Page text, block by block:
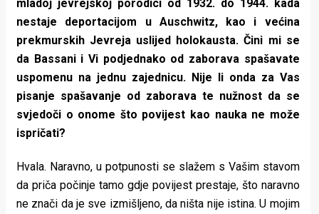
mladoj jevrejskoj porodici od 1932. do 1944. kada
nestaje deportacijom u Auschwitz, kao i većina
prekmurskih Jevreja uslijed holokausta. Čini mi se
da Bassani i Vi podjednako od zaborava spašavate
uspomenu na jednu zajednicu. Nije li onda za Vas
pisanje spašavanje od zaborava te nužnost da se
svjedoči o onome što povijest kao nauka ne može
ispričati?
Hvala. Naravno, u potpunosti se slažem s Vašim stavom
da priča počinje tamo gdje povijest prestaje, što naravno
ne znači da je sve izmišljeno, da ništa nije istina. U mojim